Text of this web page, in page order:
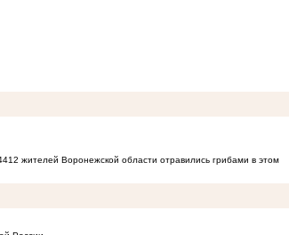
12 жителей Воронежской области отравились грибами в этом